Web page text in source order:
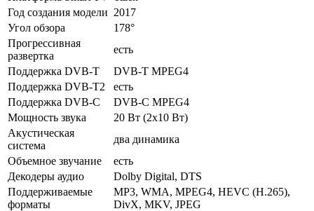
Год создания модели 2017
Угол обзора
178°
Прогрессивная
развертка
есть
Поддержка DVB-T
DVB-T MPEG4
Поддержка DVB-T2
есть
Поддержка DVB-C
DVB-C MPEG4
Мощность звука
20 Вт (2x10 Вт)
Акустическая
система
два динамика
Объемное звучание
есть
Декодеры аудио
Dolby Digital, DTS
Поддерживаемые
форматы
MP3, WMA, MPEG4, HEVC (H.265),
DivX, MKV, JPEG